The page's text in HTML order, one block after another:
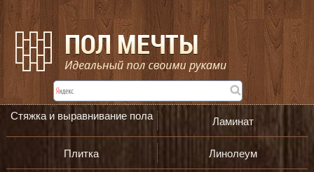
Стяжка и выравнивание пола Ламинат
Плитка Линолеум